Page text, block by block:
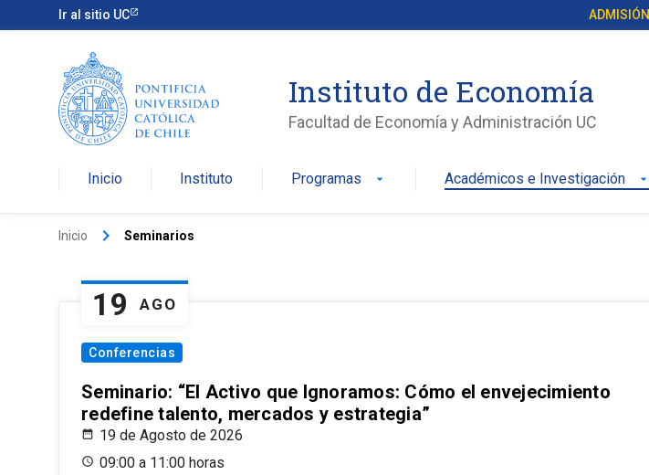
Ir al sitio UC ADMISIÓN
Instituto de Economía
Facultad de Economía y Administración UC
Inicio Instituto Programas arrow_drop_down Académicos e Investigación arrow_drop_down
Inicio keyboard_arrow_right Seminarios
19 AGO
Conferencias
Seminario: “El Activo que Ignoramos: Cómo el envejecimiento
redefine talento, mercados y estrategia”
19 de Agosto de 2026
09:00 a 11:00 horas